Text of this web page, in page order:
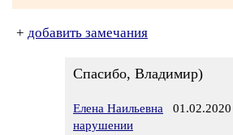
+ добавить замечания
Спасибо, Владимир)
Елена Наильевна 01.02.2020
нарушении